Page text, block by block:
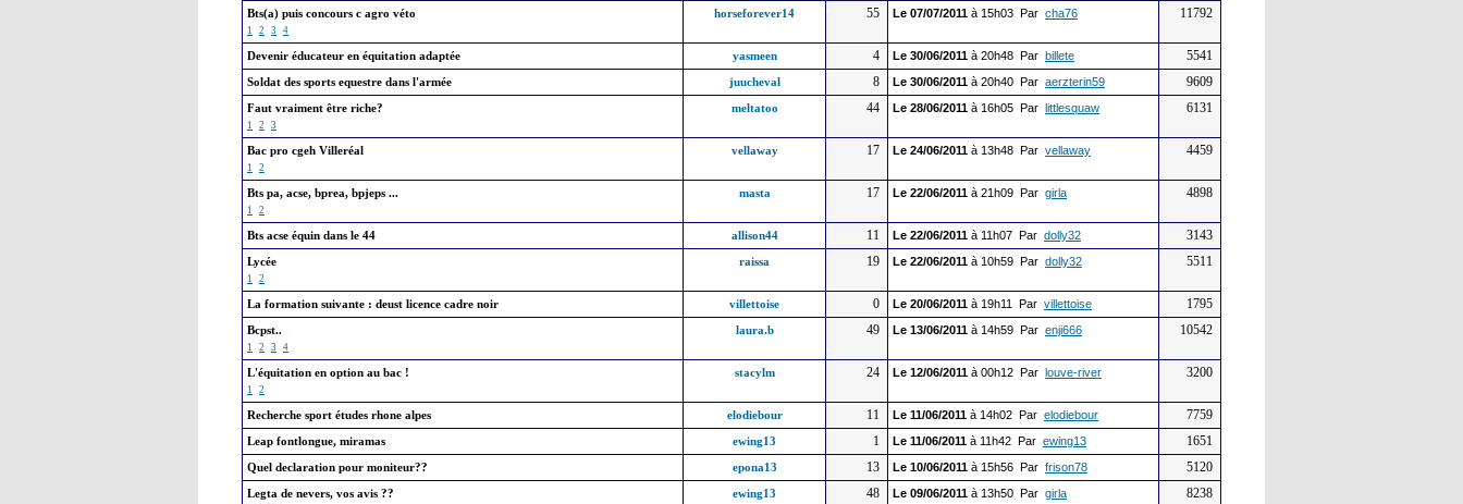
Bts(a) puis concours c agro véto
1 2 3 4
horseforever14 55 Le 07/07/2011 à 15h03 Par cha76 11792
Devenir éducateur en équitation adaptée yasmeen 4 Le 30/06/2011 à 20h48 Par billete 5541
Soldat des sports equestre dans l'armée juucheval 8 Le 30/06/2011 à 20h40 Par aerzterin59 9609
Faut vraiment être riche?
1 2 3
meltatoo 44 Le 28/06/2011 à 16h05 Par littlesquaw 6131
Bac pro cgeh Villeréal
1 2
vellaway 17 Le 24/06/2011 à 13h48 Par vellaway 4459
Bts pa, acse, bprea, bpjeps ...
1 2
masta 17 Le 22/06/2011 à 21h09 Par girla 4898
Bts acse équin dans le 44 allison44 11 Le 22/06/2011 à 11h07 Par dolly32 3143
Lycée
1 2
raissa 19 Le 22/06/2011 à 10h59 Par dolly32 5511
La formation suivante : deust licence cadre noir villettoise 0 Le 20/06/2011 à 19h11 Par villettoise 1795
Bcpst..
1 2 3 4
laura.b 49 Le 13/06/2011 à 14h59 Par enji666 10542
L'équitation en option au bac !
1 2
stacylm 24 Le 12/06/2011 à 00h12 Par louve-river 3200
Recherche sport études rhone alpes elodiebour 11 Le 11/06/2011 à 14h02 Par elodiebour 7759
Leap fontlongue, miramas ewing13 1 Le 11/06/2011 à 11h42 Par ewing13 1651
Quel declaration pour moniteur?? epona13 13 Le 10/06/2011 à 15h56 Par frison78 5120
Legta de nevers, vos avis ?? ewing13 48 Le 09/06/2011 à 13h50 Par girla 8238